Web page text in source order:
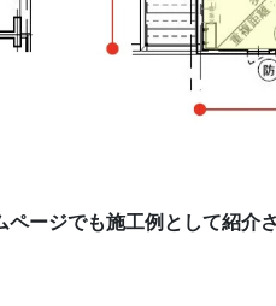
ージでも施工例として紹介